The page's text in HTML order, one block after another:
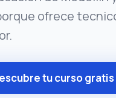
ofrece
tu curso